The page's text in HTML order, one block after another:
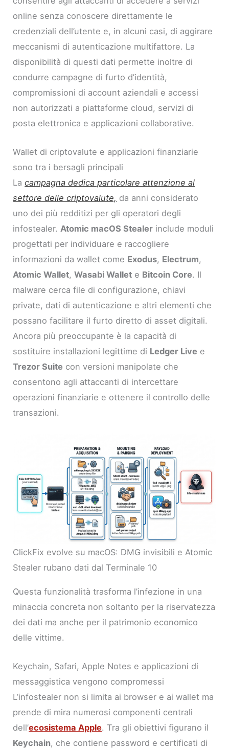
online senza conoscere direttamente le
credenziali dell’utente e, in alcuni casi, di aggirare
meccanismi di autenticazione multifattore. La
disponibilità di questi dati permette inoltre di
condurre campagne di furto d’identità,
compromissioni di account aziendali e accessi
non autorizzati a piattaforme cloud, servizi di
posta elettronica e applicazioni collaborative.
Wallet di criptovalute e applicazioni finanziarie
sono tra i bersagli principali
Lacampagna dedica particolare attenzione al
settore delle criptovalute, da anni considerato
uno dei più redditizi per gli operatori degli
infostealer.Atomic macOS Stealer include moduli
progettati per individuare e raccogliere
informazioni da wallet come Exodus, Electrum,
Atomic Wallet,Wasabi Wallet e Bitcoin Core. Il
malware cerca file di configurazione, chiavi
private, dati di autenticazione e altri elementi che
possano facilitare il furto diretto di asset digitali.
Ancora più preoccupante è la capacità di
sostituire installazioni legittime di Ledger Live e
Trezor Suite con versioni manipolate che
consentono agli attaccanti di intercettare
operazioni finanziarie e ottenere il controllo delle
transazioni.
ClickFix evolve su macOS: DMG invisibili e Atomic
Stealer rubano dati dal Terminale 10
Questa funzionalità trasforma l’infezione in una
minaccia concreta non soltanto per la riservatezza
dei dati ma anche per il patrimonio economico
delle vittime.
Keychain, Safari, Apple Notes e applicazioni di
messaggistica vengono compromessi
L’infostealer non si limita ai browser e ai wallet ma
prende di mira numerosi componenti centrali
dell’ecosistema Apple. Tra gli obiettivi figurano il
Keychain, che contiene password e certificati di